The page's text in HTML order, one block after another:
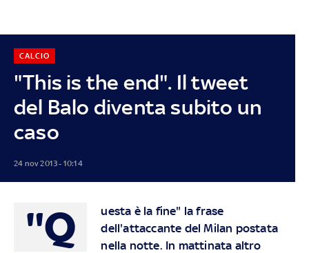
"This is the end". Il tweet
del Balo diventa subito un
caso
CALCIO
24 nov 2013 - 10:14
"Q
uesta è la fine" la frase
dell'attaccante del Milan postata
nella notte. In mattinata altro